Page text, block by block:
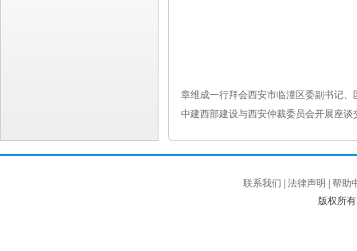
章维成一行拜会西安市临潼区委副书记、
中建西部建设与西安仲裁委员会开展座谈
联系我们 法律声明
帮助
版权所